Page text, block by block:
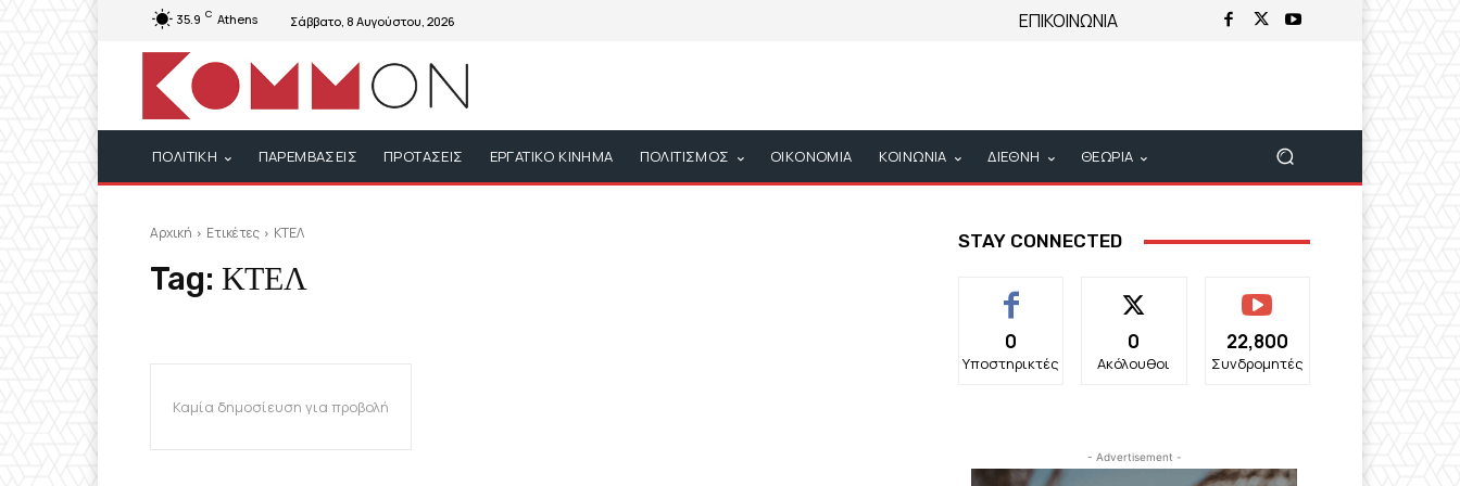
35.9 C Athens Σάββατο, 8 Αυγούστου, 2026 ΕΠΙΚΟΙΝΩΝΙΑ
ΠΟΛΙΤΙΚΗ ΠΑΡΕΜΒΑΣΕΙΣ ΠΡΟΤΑΣΕΙΣ ΕΡΓΑΤΙΚΟ ΚΙΝΗΜΑ ΠΟΛΙΤΙΣΜΟΣ ΟΙΚΟΝΟΜΙΑ ΚΟΙΝΩΝΙΑ ΔΙΕΘΝΗ ΘΕΩΡΙΑ
Αρχική Ετικέτες ΚΤΕΛ
Tag: ΚΤΕΛ
Καμία δημοσίευση για προβολή
STAY CONNECTED
0
Υποστηρικτές
0
Ακόλουθοι
22,800
Συνδρομητές
- Advertisement -